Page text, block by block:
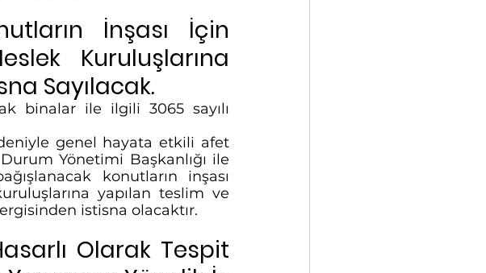
İnşası İçin
Kuruluşlarına
Sayılacak.
binalar ile ilgili 3065 sayılı
genel hayata etkili afet
Yönetimi Başkanlığı ile
konutların inşası
yapılan teslim ve
istisna olacaktır.
Olarak Tespit